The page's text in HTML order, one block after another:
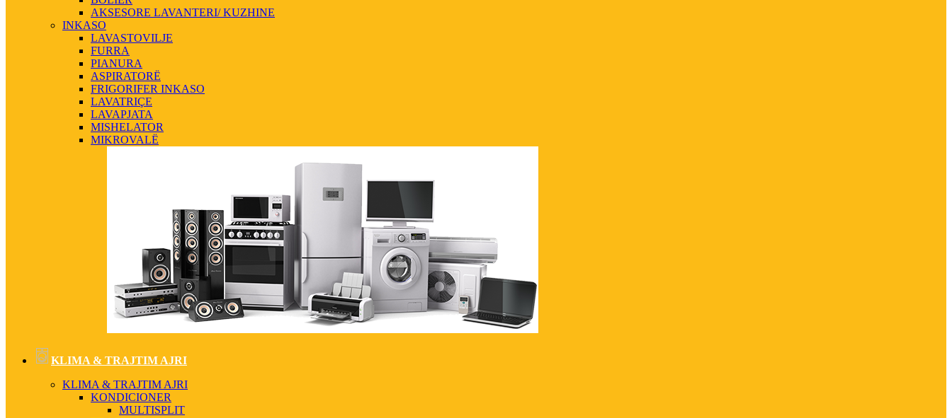
AKSESORE LAVANTERI/ KUZHINE
INKASO
LAVASTOVILJE
FURRA
PIANURA
ASPIRATORË
FRIGORIFER INKASO
LAVATRIÇE
LAVAPJATA
MISHELATOR
MIKROVALË
KLIMA & TRAJTIM AJRI
KLIMA & TRAJTIM AJRI
KONDICIONER
MULTISPLIT